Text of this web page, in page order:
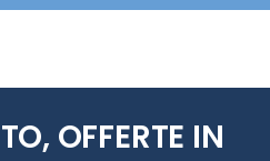
OFFERTE IN